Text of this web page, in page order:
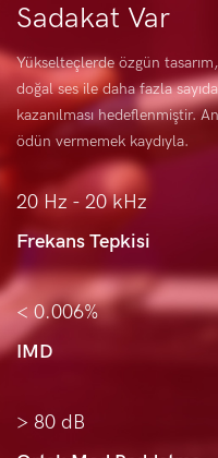
Sadakat Var
Yükselteçlerde özgün
doğal ses ile daha fazla
kazanılması hedeflenmiştir.
ödün vermemek kaydıyla.
20 Hz - 20 kHz
Frekans Tepkisi
< 0.006%
IMD
> 80 dB